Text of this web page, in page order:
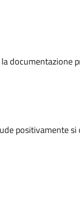
documentazione
positivamente si